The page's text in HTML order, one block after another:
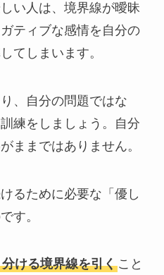
い人は、境界線が曖昧
ティブな感情を自分の
てしまいます。
、自分の問題ではな
練をしましょう。自分
ままではありません。
るために必要な「優し
す。
ける境界線を引くこと